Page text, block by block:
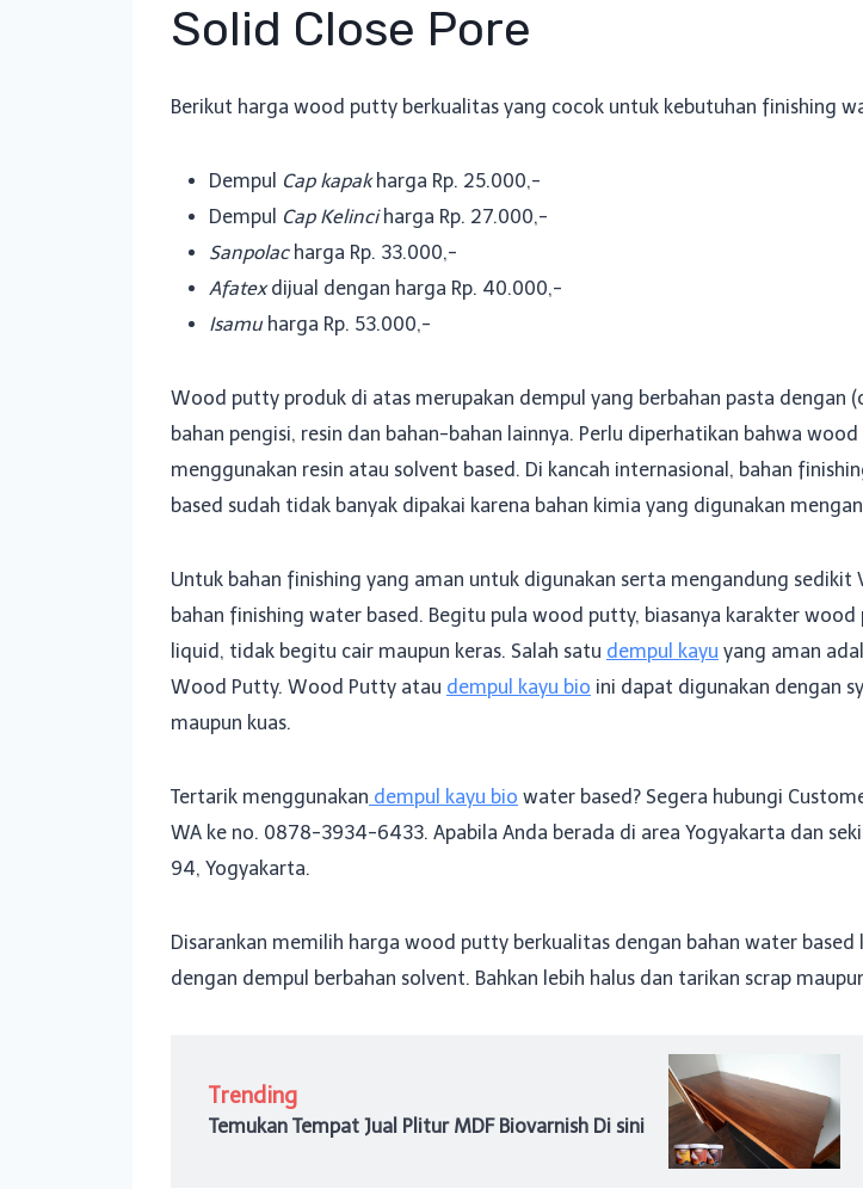
Solid Close Pore
Berikut harga wood putty berkualitas yang cocok untuk kebutuhan finishing
Dempul Cap kapak harga Rp. 25.000,-
Dempul Cap Kelinci harga Rp. 27.000,-
Sanpolacharga Rp. 33.000,-
Afatexdijual dengan harga Rp. 40.000,-
Isamu harga Rp. 53.000,-
Wood putty produk di atas merupakan dempul yang berbahan pasta dengan
bahan pengisi, resin dan bahan-bahan lainnya. Perlu diperhatikan bahwa
menggunakan resin atau solvent based. Di kancah internasional, bahan
based sudah tidak banyak dipakai karena bahan kimia yang digunakan
Untuk bahan finishing yang aman untuk digunakan serta mengandung sedikit
bahan finishing water based. Begitu pula wood putty, biasanya karakter
liquid, tidak begitu cair maupun keras. Salah satu dempul kayu yang aman
Wood Putty. Wood Putty atau dempul kayu bio ini dapat digunakan dengan
maupun kuas.
Tertarik menggunakan dempul kayu bio water based? Segera hubungi
WA ke no. 0878-3934-6433. Apabila Anda berada di area Yogyakarta dan
94, Yogyakarta.
Disarankan memilih harga wood putty berkualitas dengan bahan water
dengan dempul berbahan solvent. Bahkan lebih halus dan tarikan scrap
Trending
Temukan Tempat Jual Plitur MDF Biovarnish Di sini